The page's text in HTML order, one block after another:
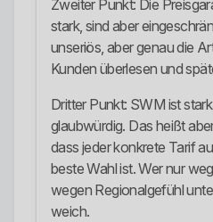
Zweiter Punkt: Die
stark, sind aber
unseriös, aber genau die
Kunden überlesen und
Dritter Punkt: SWM ist
glaubwürdig. Das heißt
dass jeder konkrete Tarif
beste Wahl ist. Wer nur
wegen Regionalgefühl
weich.